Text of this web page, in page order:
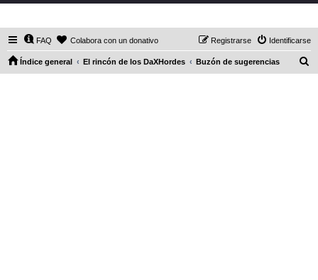
FAQ Colabora con un donativo Identificarse
Registrarse
Índice general El rincón de los DaXHordes Buzón de sugerencias